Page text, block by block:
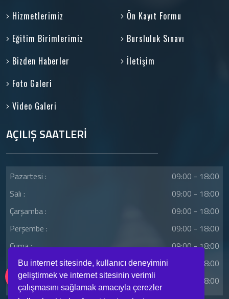
Bu internet sitesinde, kullanıcı deneyimini
geliştirmek ve internet sitesinin verimli
çalışmasını sağlamak amacıyla çerezler
Hizmetlerimiz
Eğitim Birimlerimiz
Bizden Haberler
Foto Galeri
Video Galeri
Ön Kayıt Formu
Bursluluk Sınavı
İletişim
AÇILIŞ SAATLERİ
Pazartesi :
09:00 - 18:00
Salı :
09:00 - 18:00
Çarşamba :
09:00 - 18:00
Perşembe :
09:00 - 18:00
Cuma :
09:00 - 18:00
Cumartesi :
09:00 - 18:00
Pazar :
09:00 - 18:00